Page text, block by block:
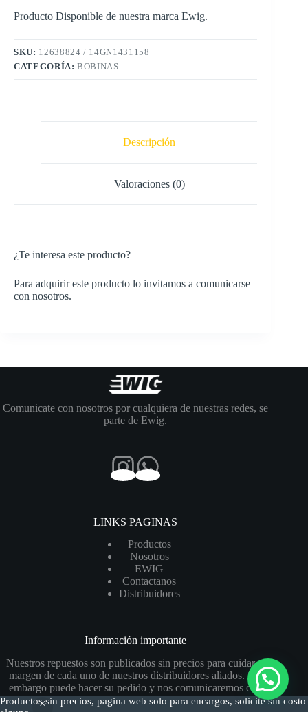
Productos sin precios, pagina web solo para encargos, solicite sin costo
Producto Disponible de nuestra marca Ewig.
SKU: 12638824 / 14GN1431158
CATEGORÍA:BOBINAS
Descripción
Valoraciones (0)
¿Te interesa este producto?
Para adquirir este producto lo invitamos a comunicarse
con nosotros.
Comunicate con nosotros por cualquiera de nuestras redes, se
parte de Ewig.
LINKS PAGINAS
Productos
Nosotros
EWIG
Contactanos
Distribuidores
Información importante
Nuestros repuestos son publicados sin precios para cuidar el
margen de cada uno de nuestros distribuidores aliados. Sin
embargo puede hacer su pedido y nos comunicaremos con
usted para el presupuesto y confirmación del pedido.